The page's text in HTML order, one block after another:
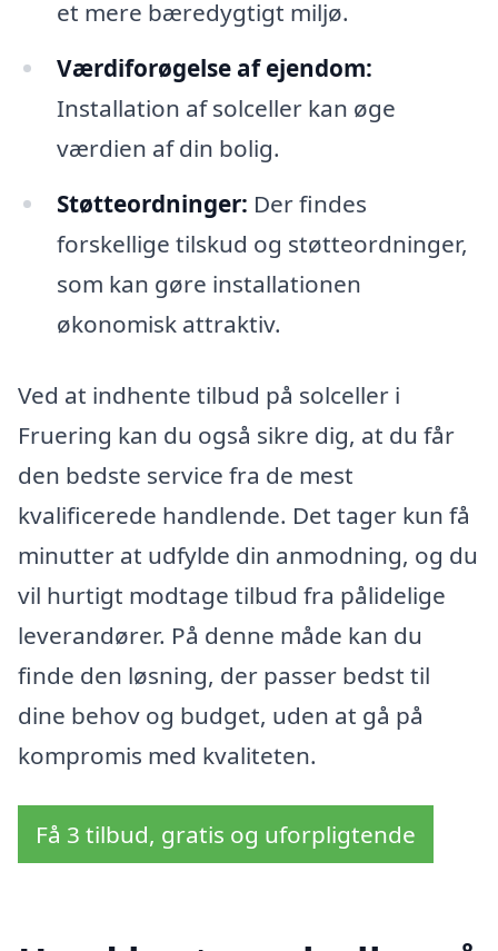
et mere bæredygtigt miljø.
Værdiforøgelse af ejendom:
Installation af solceller kan øge
værdien af din bolig.
Støtteordninger: Der findes
forskellige tilskud og støtteordninger,
som kan gøre installationen
økonomisk attraktiv.
Ved at indhente tilbud på solceller i
Fruering kan du også sikre dig, at du får
den bedste service fra de mest
kvalificerede handlende. Det tager kun få
minutter at udfylde din anmodning, og du
vil hurtigt modtage tilbud fra pålidelige
leverandører. På denne måde kan du
finde den løsning, der passer bedst til
dine behov og budget, uden at gå på
kompromis med kvaliteten.
Få 3 tilbud, gratis og uforpligtende